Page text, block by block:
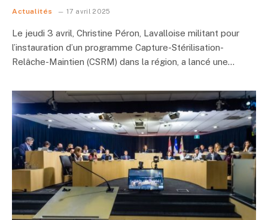
Actualités 17 avril 2025
Le jeudi 3 avril, Christine Péron, Lavalloise militant pour
l’instauration d’un programme Capture-Stérilisation-
Relâche-Maintien (CSRM) dans la région, a lancé une…